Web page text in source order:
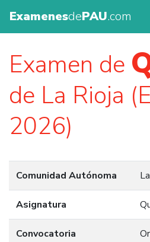
ExamenesdePAU.com
Examen de
de La Rioja
2026)
Comunidad Autónoma
Asignatura
Convocatoria